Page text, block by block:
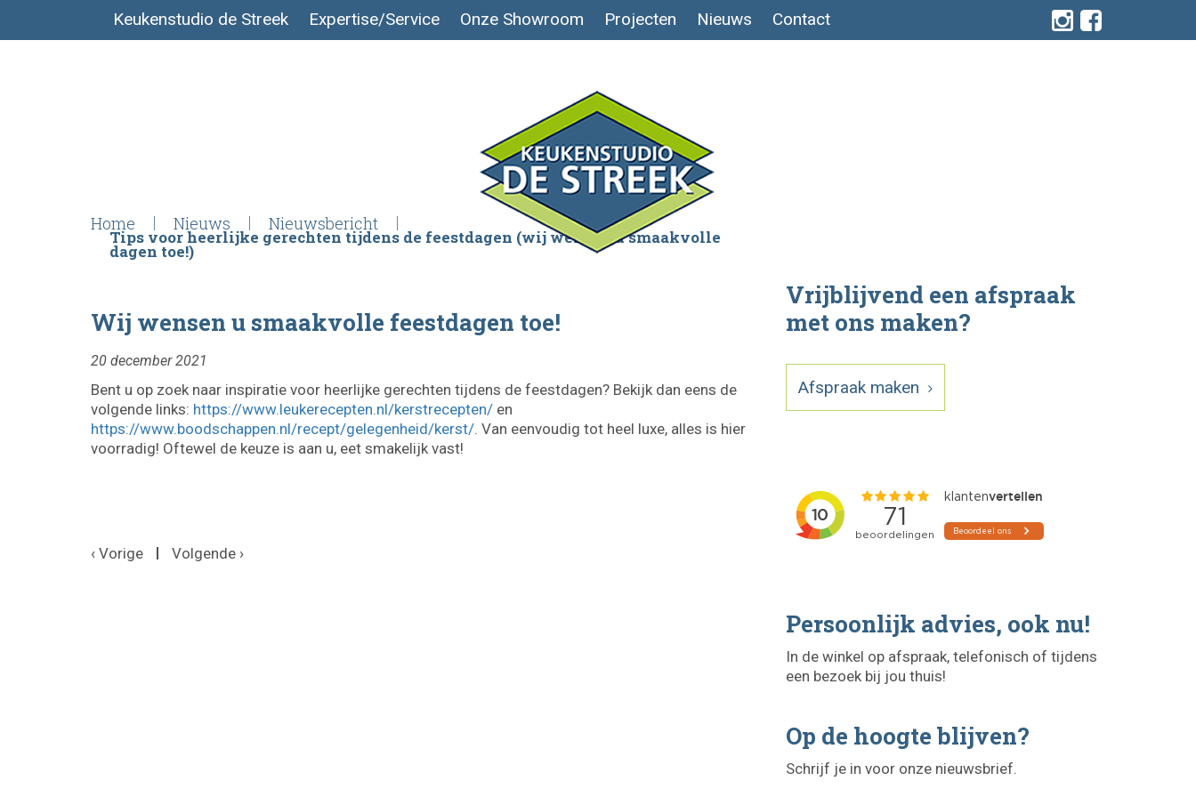
Keukenstudio de Streek Expertise/Service Onze Showroom Projecten Nieuws Contact
Home Nieuws Nieuwsbericht
Tips voor heerlijke gerechten tijdens de feestdagen (wij wensen u smaakvolle
dagen toe!)
Wij wensen u smaakvolle feestdagen toe!
20 december 2021
Bent u op zoek naar inspiratie voor heerlijke gerechten tijdens de feestdagen? Bekijk dan eens de
volgende links: https://www.leukerecepten.nl/kerstrecepten/ en
https://www.boodschappen.nl/recept/gelegenheid/kerst/. Van eenvoudig tot heel luxe, alles is hier
voorradig! Oftewel de keuze is aan u, eet smakelijk vast!
‹ Vorige Volgende ›
Vrijblijvend een afspraak
met ons maken?
Afspraak maken
Persoonlijk advies, ook nu!
In de winkel op afspraak, telefonisch of tijdens
een bezoek bij jou thuis!
Op de hoogte blijven?
Schrijf je in voor onze nieuwsbrief.